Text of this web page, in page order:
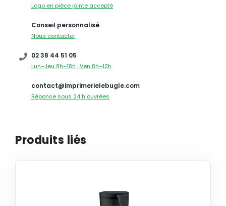
Logo en pièce jointe accepté
Conseil personnalisé
Nous contacter
02 38 44 51 05
Lun–Jeu 8h–18h · Ven 8h–12h
contact@imprimerielebugle.com
Réponse sous 24 h ouvrées
Produits liés